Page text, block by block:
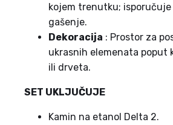
kojem trenutku; isporučuje
gašenje.
Dekoracija : Prostor za
ukrasnih elemenata poput
ili drveta.
SET UKLJUČUJE
Kamin na etanol Delta 2.